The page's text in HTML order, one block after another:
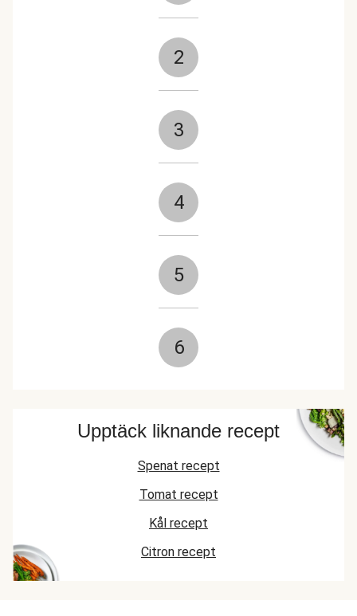
2
3
4
5
6
Upptäck liknande recept
Spenat recept
Tomat recept
Kål recept
Citron recept